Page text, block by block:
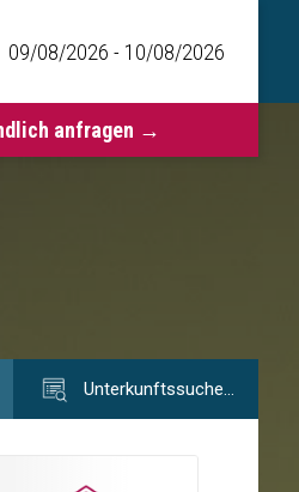
Unterkunftssuche…